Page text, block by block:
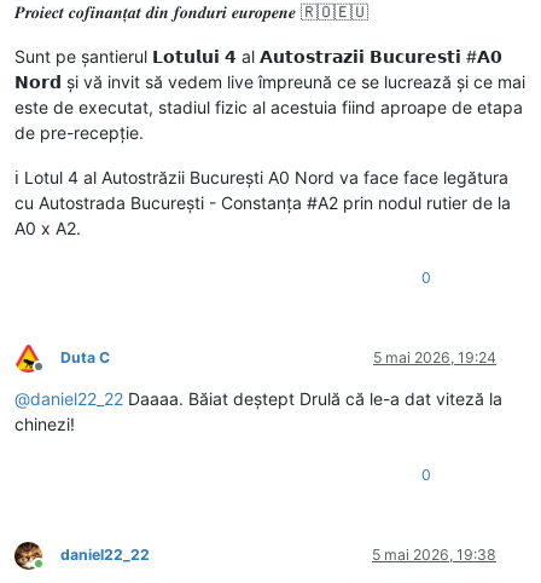
𝑷𝒓𝒐𝒊𝒆𝒄𝒕 𝒄𝒐𝒇𝒊𝒏𝒂𝒏𝒕̦𝒂𝒕 𝒅𝒊𝒏 𝒇𝒐𝒏𝒅𝒖𝒓𝒊 𝒆𝒖𝒓𝒐𝒑𝒆𝒏𝒆 🇷🇴🇪🇺
Sunt pe șantierul 𝗟𝗼𝘁𝘂𝗹𝘂𝗶 𝟰 al 𝗔𝘂𝘁𝗼𝘀𝘁𝗿𝗮𝘇𝗶𝗶 𝗕𝘂𝗰𝘂𝗿𝗲𝘀𝘁𝗶 #𝗔𝟬
𝗡𝗼𝗿𝗱 și vă invit să vedem live împreună ce se lucrează și ce mai
este de executat, stadiul fizic al acestuia fiind aproape de etapa
de pre-recepție.
ℹ️ Lotul 4 al Autostrăzii București A0 Nord va face face legătura
cu Autostrada București - Constanța #A2 prin nodul rutier de la
A0 x A2.
0
Deconectat
Duta C 5 mai 2026, 19:24
@daniel22_22 Daaaa. Băiat deștept Drulă că le-a dat viteză la
chinezi!
0
Conectat
daniel22_22 5 mai 2026, 19:38